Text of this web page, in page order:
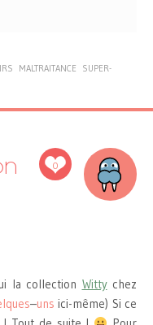
MALTRAITANCE
SUPER-
0
la collection Wittychez
–uns ici-même) Si ce